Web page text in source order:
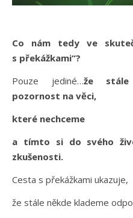
Co nám tedy ve
s překážkami“?
Pouze jediné…že stále
pozornost na věci,
které nechceme
a tímto si do svého
zkušenosti.
Cesta s překážkami ukazuje,
že stále někde klademe